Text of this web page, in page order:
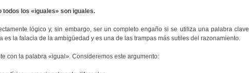
todos los «iguales» son iguales.
lógico y, sin embargo, ser un completo engaño si se utiliza una palabra clave
es la falacia de la ambigüedad y es una de las trampas más sutiles del razonamiento.
con la palabra «igual». Consideremos este argumento: